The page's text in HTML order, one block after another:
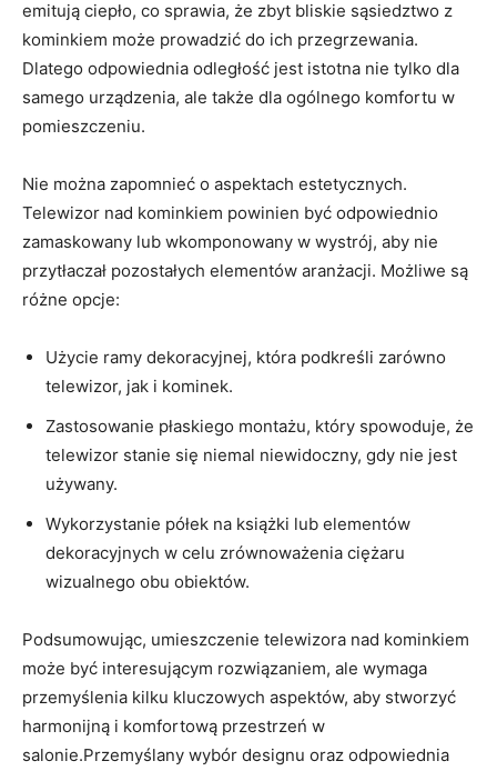
emitują ⁤ciepło, co sprawia, że​ zbyt bliskie sąsiedztwo z
kominkiem może⁢ prowadzić do ich ⁣przegrzewania.
Dlatego odpowiednia odległość jest istotna nie tylko dla
samego urządzenia, ale także dla ogólnego komfortu w
pomieszczeniu.
Nie można zapomnieć o aspektach estetycznych.⁤
Telewizor⁣ nad kominkiem ⁢powinien być ‌odpowiednio
zamaskowany lub wkomponowany w wystrój, aby nie
przytłaczał pozostałych elementów aranżacji.‌ Możliwe są
różne⁢ opcje:
Użycie ramy dekoracyjnej, która podkreśli zarówno
telewizor, jak i kominek.
Zastosowanie płaskiego montażu, który spowoduje, że
telewizor stanie się‍ niemal niewidoczny, ‌gdy nie jest
używany.
Wykorzystanie półek na książki lub elementów
dekoracyjnych w celu zrównoważenia‌ ciężaru
wizualnego obu obiektów.
Podsumowując, umieszczenie telewizora ⁤nad kominkiem
może być interesującym​ rozwiązaniem, ale wymaga
przemyślenia kilku kluczowych aspektów, aby stworzyć
harmonijną i komfortową przestrzeń w⁣
salonie.Przemyślany wybór ⁤designu oraz odpowiednia